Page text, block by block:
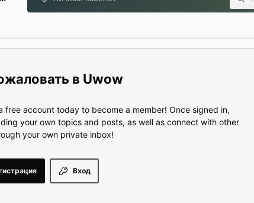
Uwow
free account today to become a member! Once signed in,
your own topics and posts, as well as connect with other
your own private inbox!
Вход